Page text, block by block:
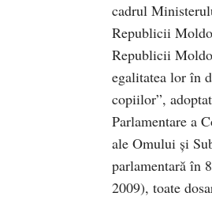
cadrul
Republicii
Republicii
egalitatea lor în
copiilor”,
Parlamentare a
ale Omului şi
parlamentară în
2009), toate